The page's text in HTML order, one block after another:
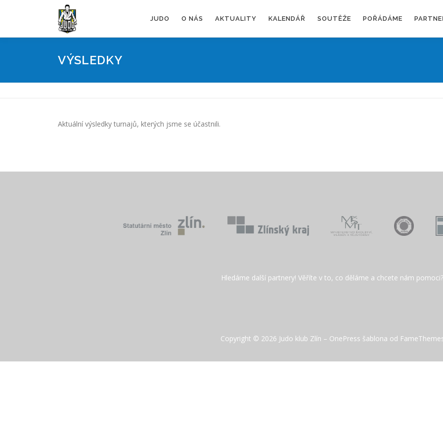
JUDO O NÁS AKTUALITY KALENDÁŘ SOUTĚŽE POŘÁDÁME
VÝSLEDKY
Aktuální výsledky turnajů, kterých jsme se účastnili.
Hledáme další partnery! Věříte v to, co děláme a chcete nám pomoci?
Copyright © 2026 Judo klub Zlín – OnePress šablona od